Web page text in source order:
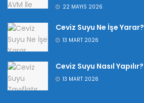
22 MAYIS 2026
Ceviz Suyu Ne İşe Yarar?
13 MART 2026
Ceviz Suyu Nasıl Yapılır?
13 MART 2026